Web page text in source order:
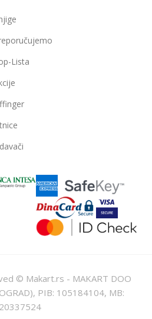
Lista
© Makart.rs - MAKART DOO
PIB: 105184104, MB:
20337524